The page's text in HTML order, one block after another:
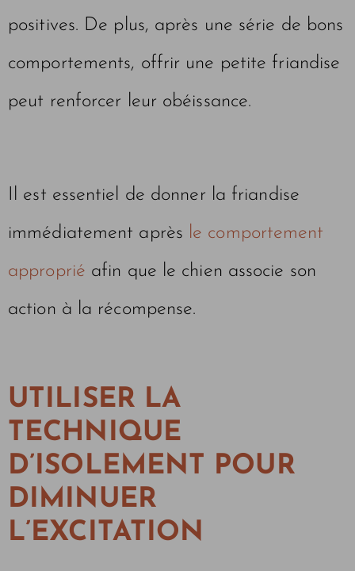
positives. De plus, après une série de bons
comportements, offrir une petite friandise
peut renforcer leur obéissance.
Il est essentiel de donner la friandise
immédiatement après le comportement
approprié afin que le chien associe son
action à la récompense.
UTILISER LA
TECHNIQUE
D’ISOLEMENT POUR
DIMINUER
L’EXCITATION